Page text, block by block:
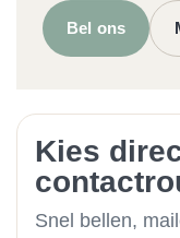
Bel ons
Kies
Snel bellen,